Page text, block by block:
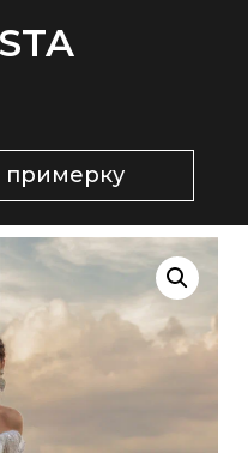
примерку